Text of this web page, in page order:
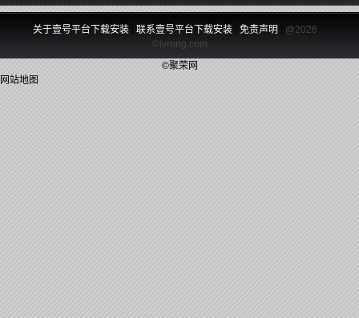
关于壹号平台下载安装 联系壹号平台下载安装| 免责声明
@2026
©jvrong.com
©聚荣网
网站地图